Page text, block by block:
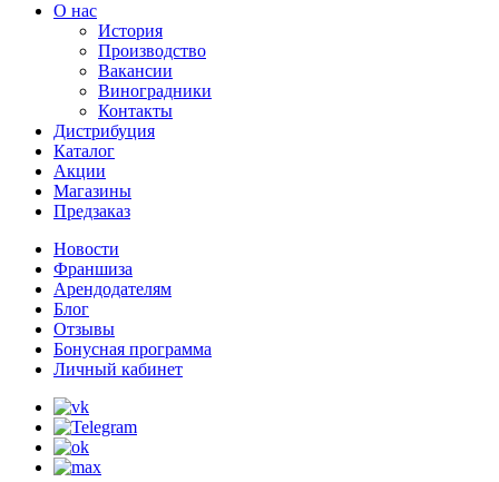
О нас
История
Производство
Вакансии
Виноградники
Контакты
Дистрибуция
Каталог
Акции
Магазины
Предзаказ
Новости
Франшиза
Арендодателям
Блог
Отзывы
Бонусная программа
Личный кабинет